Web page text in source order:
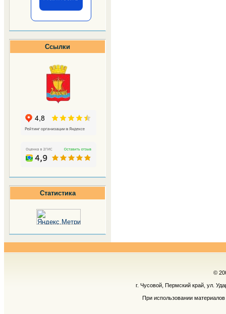
Ссылки
Статистика
©
г. Чусовой, Пермский край, ул.
При использовании